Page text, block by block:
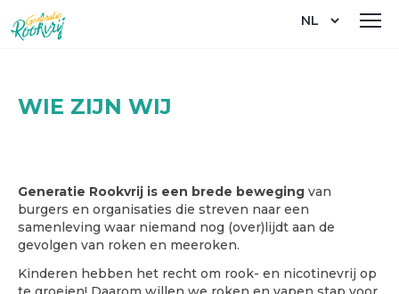
Overslaan
en
naar
gaan
Select
WIE ZIJN WIJ
Generatie Rookvrij is een brede beweging van
burgers en organisaties die streven naar een
samenleving waar niemand nog (over)lijdt aan de
gevolgen van roken en meeroken.
Kinderen hebben het recht om rook- en nicotinevrij op